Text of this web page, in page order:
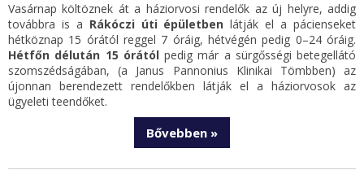
Vasárnap költöznek át a háziorvosi rendelők az új helyre, addig
továbbra is a Rákóczi úti épületben látják el a pácienseket
hétköznap 15 órától reggel 7 óráig, hétvégén pedig 0–24 óráig.
Hétfőn délután 15 órátólpedig már a sürgősségi betegellátó
szomszédságában, (a Janus Pannonius Klinikai Tömbben) az
újonnan berendezett rendelőkben látják el a háziorvosok az
ügyeleti teendőket.
Bővebben »